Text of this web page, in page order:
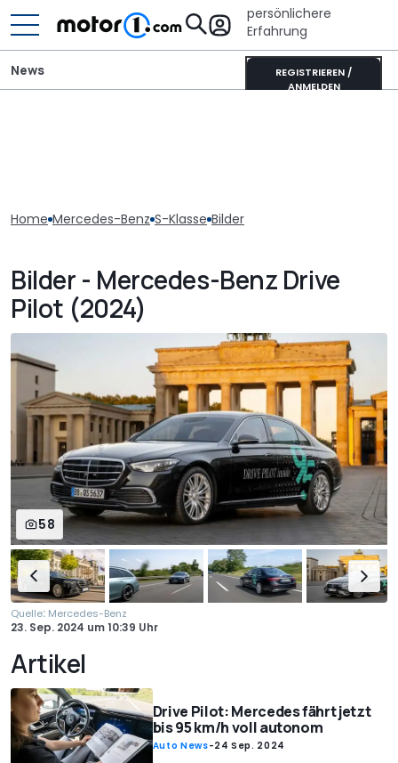
persönlichere
Erfahrung
REGISTRIEREN /
ANMELDEN
News
Home Mercedes-Benz S-Klasse Bilder
Bilder - Mercedes-Benz Drive
Pilot (2024)
58
Quelle: Mercedes-Benz
23. Sep. 2024 um10:39 Uhr
Artikel
Drive Pilot: Mercedes fährt jetzt
bis 95 km/h voll autonom
Auto News-24 Sep. 2024